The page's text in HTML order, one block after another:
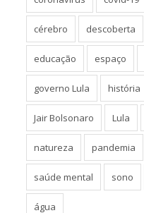
cérebro descoberta
educação espaço
governo Lula história
Jair Bolsonaro Lula
natureza pandemia
saúde mental sono
água